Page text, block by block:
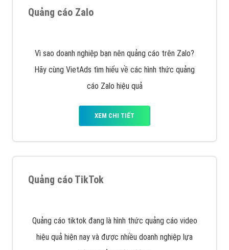
Quảng cáo Zalo
Vì sao doanh nghiệp bạn nên quảng cáo trên Zalo?
Hãy cùng VietAds tìm hiểu về các hình thức quảng
cáo Zalo hiệu quả
XEM CHI TIẾT
Quảng cáo TikTok
Quảng cáo tiktok đang là hình thức quảng cáo video
hiệu quả hiện nay và được nhiều doanh nghiệp lựa